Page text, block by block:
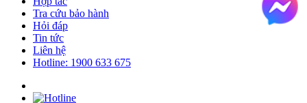
Tra cứu bảo hành
Hỏi đáp
Tin tức
Liên hệ
Hotline: 1900 633 675